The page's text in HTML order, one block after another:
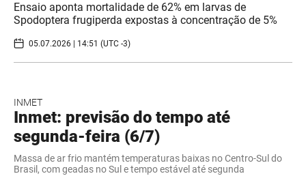
Ensaio aponta mortalidade de 62% em larvas de
Spodoptera frugiperda expostas à concentração de 5%
05.07.2026 | 14:51 (UTC -3)
INMET
Inmet: previsão do tempo até
segunda-feira (6/7)
Massa de ar frio mantém temperaturas baixas no Centro-Sul do
Brasil, com geadas no Sul e tempo estável até segunda